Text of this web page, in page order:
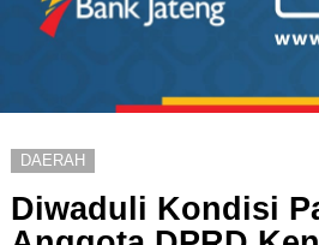
DAERAH
Diwaduli Kondisi